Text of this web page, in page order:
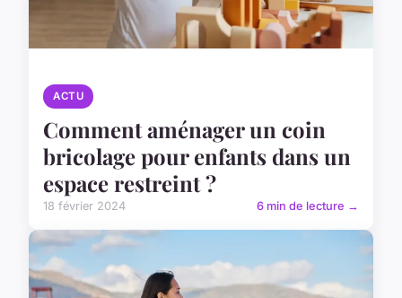
ACTU
Comment aménager un coin
bricolage pour enfants dans un
espace restreint ?
18 février 2024 6 min de lecture →